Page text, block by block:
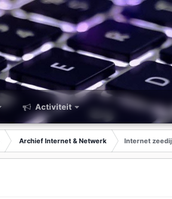
Activiteit
Archief Internet & Netwerk Internet